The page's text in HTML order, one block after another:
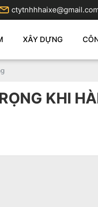
XÂY DỰNG
KHI